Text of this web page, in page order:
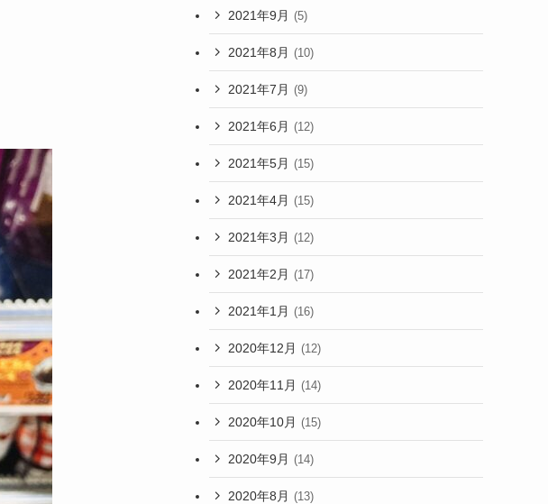
2021年9月 (5)
2021年8月 (10)
2021年7月 (9)
2021年6月 (12)
2021年5月 (15)
2021年4月 (15)
2021年3月 (12)
2021年2月 (17)
2021年1月 (16)
2020年12月 (12)
2020年11月 (14)
2020年10月 (15)
2020年9月 (14)
2020年8月 (13)